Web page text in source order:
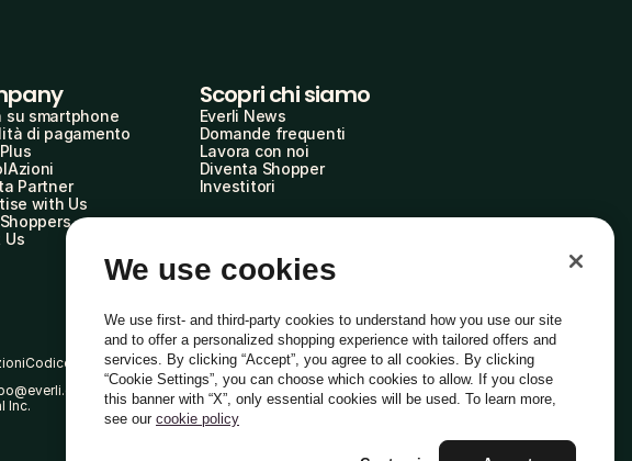
su smartphone
di pagamento
Partner
with Us
Us
Scopri chi siamo
Everli News
Domande frequenti
Lavora con noi
Diventa Shopper
Investitori
Codice Etico
Inc.
Italiano
We use cookies
We use first- and third-party cookies to understand how you use our site
and to offer a personalized shopping experience with tailored offers and
services. By clicking “Accept”, you agree to all cookies. By clicking
“Cookie Settings”, you can choose which cookies to allow. If you close
this banner with “X”, only essential cookies will be used. To learn more,
see our cookie policy